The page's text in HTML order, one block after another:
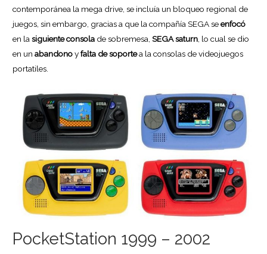
contemporánea la mega drive, se incluía un bloqueo regional de
juegos, sin embargo, gracias a que la compañía SEGA seenfocó
en lasiguiente consola de sobremesa,SEGA saturn , lo cual se dio
en unabandonoyfalta de soportea la consolas de videojuegos
portatiles.
PocketStation 1999 – 2002